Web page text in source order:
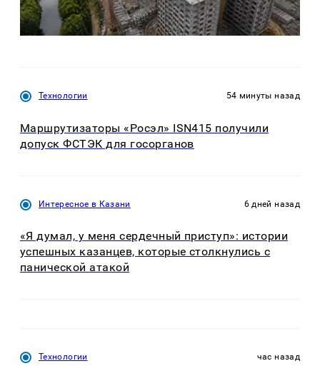
Технологии 54 минуты назад
Маршрутизаторы «Росэл» ISN415 получили
допуск ФСТЭК для госорганов
Интересное в Казани 6 дней назад
«Я думал, у меня сердечный приступ»: истории
успешных казанцев, которые столкнулись с
панической атакой
Технологии час назад